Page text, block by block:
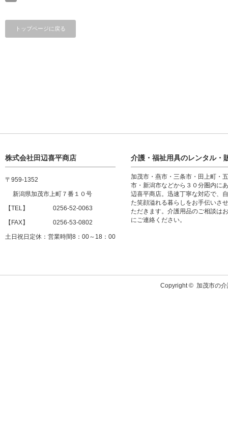
トップページに戻る
株式会社田辺喜平商店
〒959-1352
新潟県加茂市上町７番１０号
【TEL】 0256-52-0063
【FAX】 0256-53-0802
土日祝日定休：営業時間8：00～18：00
介護・福祉用具のレンタル・
加茂市・燕市・三条市・田上町・
市・新潟市などから３０分圏内に
辺喜平商店。迅速丁寧な対応で、
た笑顔溢れる暮らしをお手伝いさ
ただきます。介護用品のご相談は
にご連絡ください。
Copyright © 加茂市の